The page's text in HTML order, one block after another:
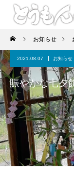
お知らせ
2021.08.07 お知らせ
賑やかな七夕